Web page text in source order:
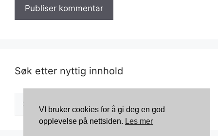
Søk etter nyttig innhold
VI bruker cookies for å gi deg en god
opplevelse på nettsiden. Les mer